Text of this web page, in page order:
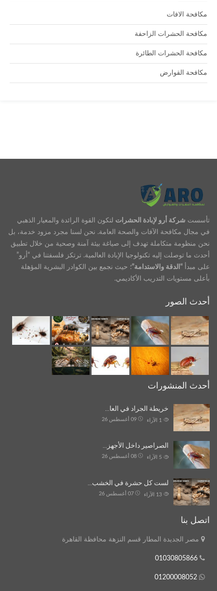
مكافحة الافات
مكافحة الحشرات الزاحفة
مكافحة الحشرات الطائرة
مكافحة القوارض
تأسست شركة أرو لإبادة الحشرات لتكون القوة الرائدة والمعيار الذهبي
في مجال مكافحة الآفات والصحة العامة. نحن لسنا مجرد مزود خدمة، بل
نحن منظومة متكاملة تهدف إلى صياغة بيئة آمنة وصحية من خلال تطبيق
أحدث ما توصلت إليه تكنولوجيا الإبادة العالمية. ترتكز فلسفتنا في “أرو”
على مبدأ “الدقة والاستدامة”؛ حيث نجمع بين الكوادر البشرية المؤهلة
بأعلى مستويات التدريب الأكاديمي.
أحدث الصور
أحدث المنشورات
خريطة الجراد في العا…
09 أغسطس 26 الآراء
الصراصير داخل الأجهز…
08 أغسطس 26 الآراء
لست كل حشرة في الخشب…
07 أغسطس 26 الآراء
اتصل بنا
مصر الجديدة المطار قسم النزهة محافظة القاهرة
01030805866
01200008052